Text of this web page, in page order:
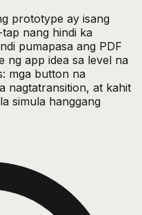
prototype ay isang
nang hindi ka
pumapasa ang PDF
ng app idea sa level na
mga button na
nagtatransition, at kahit
simula hanggang